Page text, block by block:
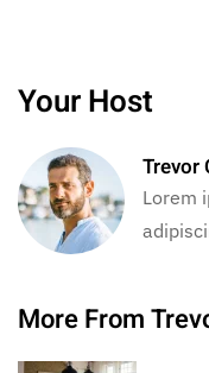
Your Host
Trevor
Lorem
More From